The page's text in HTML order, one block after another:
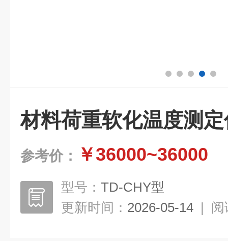
材料荷重软化温度测
参考价： ￥36000~36000
型号： TD-CHY型
更新时间： 2026-05-14 | 阅